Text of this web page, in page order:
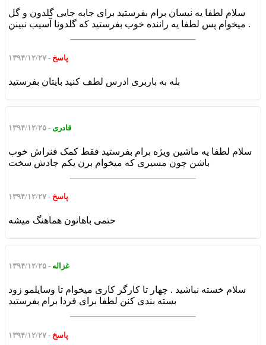
سلام لطفا یه نیسان برام بفرستید برای جابه جایی گلدون و گل
میخوام پس لطفا یه راننده خوب بفرستید که گلدونا آسیب نبینن .
پاسخ - ۱۳۹۴/۱۲/۲۷
بله به باربری ادرس لطف کنید بایتان بفرستید
قادری - ۱۳۹۴/۱۲/۲۵
سلام لطفا یه ماشین ویژه برام بفرستید فقط کمک فنراش خوب
باشن چون مسیری که میخوام برن یکم جادش سخت
پاسخ - ۱۳۹۴/۱۲/۲۷
حتمی باهاتون هماهنگ میشه
غزاله - ۱۳۹۴/۱۲/۲۵
سلام خسته نباشید . چهار تا کارگر کاری میخوام تا وسایلمو زود
بسته بندی کنن لطفا برای فردا برام بفرستید
پاسخ - ۱۳۹۴/۱۲/۲۷